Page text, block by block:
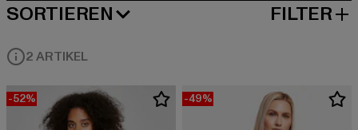
SORTIEREN
BELIEBTESTE FILTER
2 ARTIKEL
-52% -49%